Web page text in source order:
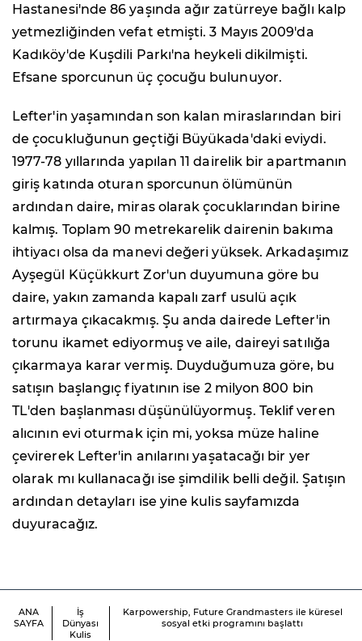
Hastanesi'nde 86 yaşında ağır zatürreye bağlı kalp
yetmezliğinden vefat etmişti. 3 Mayıs 2009'da
Kadıköy'de Kuşdili Parkı'na heykeli dikilmişti.
Efsane sporcunun üç çocuğu bulunuyor.
Lefter'in yaşamından son kalan miraslarından biri
de çocukluğunun geçtiği Büyükada'daki eviydi.
1977-78 yıllarında yapılan 11 dairelik bir apartmanın
giriş katında oturan sporcunun ölümünün
ardından daire, miras olarak çocuklarından birine
kalmış. Toplam 90 metrekarelik dairenin bakıma
ihtiyacı olsa da manevi değeri yüksek. Arkadaşımız
Ayşegül Küçükkurt Zor'un duyumuna göre bu
daire, yakın zamanda kapalı zarf usulü açık
artırmaya çıkacakmış. Şu anda dairede Lefter'in
torunu ikamet ediyormuş ve aile, daireyi satılığa
çıkarmaya karar vermiş. Duyduğumuza göre, bu
satışın başlangıç fiyatının ise 2 milyon 800 bin
TL'den başlanması düşünülüyormuş. Teklif veren
alıcının evi oturmak için mi, yoksa müze haline
çevirerek Lefter'in anılarını yaşatacağı bir yer
olarak mı kullanacağı ise şimdilik belli değil. Şatışın
ardından detayları ise yine kulis sayfamızda
duyuracağız.
ANA
SAYFA
İş
Dünyası
Kulis
Karpowership, Future Grandmasters ile küresel
sosyal etki programını başlattı